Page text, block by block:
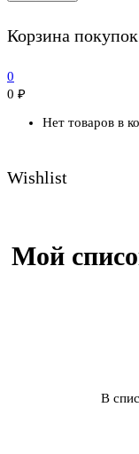
Корзина покупок
0
0 ₽
Нет товаров в
Wishlist
Мой
В